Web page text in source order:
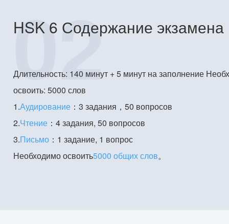
02
HSK 6 Содержание экзамена
Длительность: 140 минут + 5 минут на заполнение
освоить: 5000 слов
1.Аудирование ：3 задания，50 вопросов
2.Чтение ：4 задания, 50 вопросов
3.Письмо ：1 задание, 1 вопрос
Необходимо освоить5000 общих слов。